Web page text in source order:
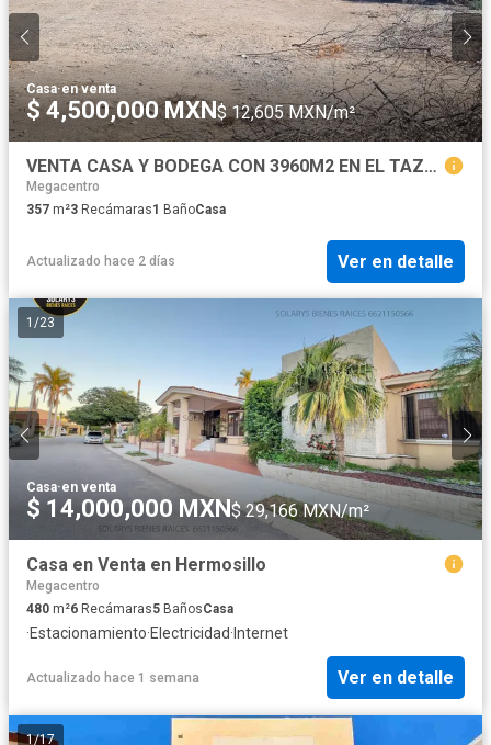
Casa·en venta
$ 4,500,000 MXN$ 12,605 MXN/m²
VENTA CASA Y BODEGA CON 3960M2 EN EL TAZAJAL $4500,000
Megacentro
357 m²3 Recámaras1 BañoCasa
Actualizado hace 2 días Ver en detalle
1 /23
Casa·en venta
$ 14,000,000 MXN$ 29,166 MXN/m²
Casa en Venta en Hermosillo
Megacentro
480 m²6 Recámaras5 BañosCasa
·Estacionamiento·Electricidad· Internet
Actualizado hace 1 semana Ver en detalle
1/17